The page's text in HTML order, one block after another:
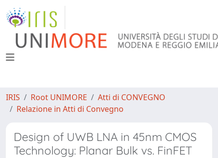
IRIS Root UNIMORE
Atti di CONVEGNO
Relazione in Atti di Convegno
Design of UWB LNA in 45nm CMOS
Technology: Planar Bulk vs. FinFET